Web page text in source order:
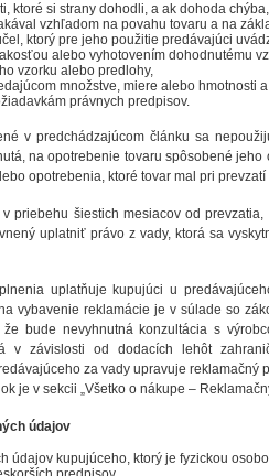
ktoré si strany dohodli, a ak dohoda
vzhľadom na povahu tovaru a na
ktorý pre jeho použitie predávajúci
alebo vyhotovením dohodnutému
vzorku alebo predlohy,
množstve, miere alebo hmotnosti a
právnych predpisov.
v predchádzajúcom článku sa
na opotrebenie tovaru spôsobené
opotrebenia, ktoré tovar mal pri
priebehu šiestich mesiacov od
uplatniť právo z vady, ktorá sa
uplatňuje kupujúci u
vybavenie reklamácie je v súlade so
že bude nevyhnutná konzultácia s
v závislosti od dodacích lehôt
za vady upravuje reklamačný
je v sekcii „Všetko o nákupe –
údajov
údajov kupujúceho, ktorý je fyzickou